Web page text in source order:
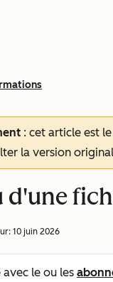
: cet article est
la version
d'une
10 juin 2026
le ou les